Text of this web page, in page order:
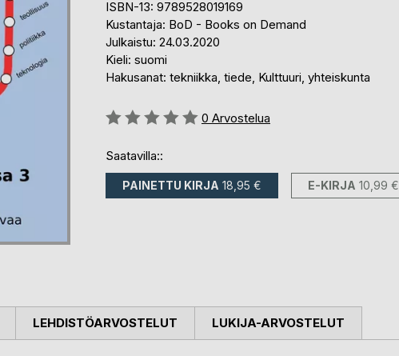
ISBN-13: 9789528019169
Kustantaja: BoD - Books on Demand
Julkaistu: 24.03.2020
Kieli: suomi
Hakusanat: tekniikka, tiede, Kulttuuri, yhteiskunta
Arvostelu::
0 Arvostelua
Saatavilla::
PAINETTU KIRJA 18,95 € E-KIRJA 10,99 €
LEHDISTÖARVOSTELUT LUKIJA-ARVOSTELUT